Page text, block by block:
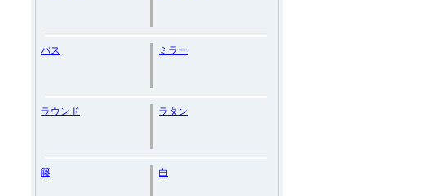
バス ミラー
ラウンド ラタン
籐 白